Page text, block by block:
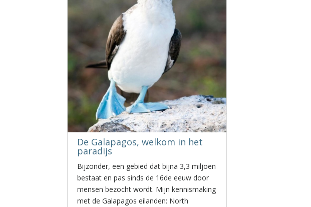
De Galapagos, welkom in het
paradijs
Bijzonder, een gebied dat bijna 3,3 miljoen
bestaat en pas sinds de 16de eeuw door
mensen bezocht wordt. Mijn kennismaking
met de Galapagos eilanden: North